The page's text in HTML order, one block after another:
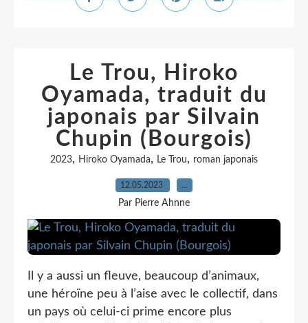
Le Trou, Hiroko
Oyamada, traduit du
japonais par Silvain
Chupin (Bourgois)
2023, Hiroko Oyamada, Le Trou, roman japonais
12.05.2023 …
Par Pierre Ahnne
Il y a aussi un fleuve, beaucoup d’animaux,
une héroïne peu à l’aise avec le collectif, dans
un pays où celui-ci prime encore plus